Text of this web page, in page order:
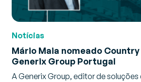
Notícias
Mário Maia nomeado
Generix Group Portugal
A Generix Group, editor de